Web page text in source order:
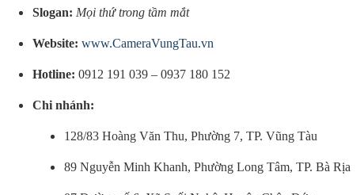
Slogan: Mọi thứ trong tầm mắt
Website: www.CameraVungTau.vn
Hotline: 0912 191 039 – 0937 180 152
Chi nhánh:
128/83 Hoàng Văn Thu, Phường 7, TP. Vũng Tàu
89 Nguyễn Minh Khanh, Phường Long Tâm, TP. Bà Rịa